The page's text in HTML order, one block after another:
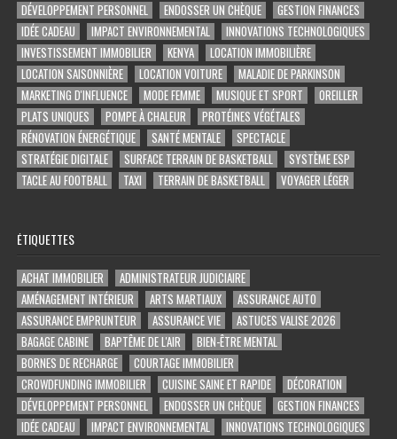
DÉVELOPPEMENT PERSONNEL
ENDOSSER UN CHÈQUE
GESTION FINANCES
IDÉE CADEAU
IMPACT ENVIRONNEMENTAL
INNOVATIONS TECHNOLOGIQUES
INVESTISSEMENT IMMOBILIER
KENYA
LOCATION IMMOBILIÈRE
LOCATION SAISONNIÈRE
LOCATION VOITURE
MALADIE DE PARKINSON
MARKETING D'INFLUENCE
MODE FEMME MUSIQUE ET SPORT
OREILLER
PLATS UNIQUES
POMPE À CHALEUR
PROTÉINES VÉGÉTALES
RÉNOVATION ÉNERGÉTIQUE
SANTÉ MENTALE
SPECTACLE
STRATÉGIE DIGITALE
SURFACE TERRAIN DE BASKETBALL
SYSTÈME ESP
TACLE AU FOOTBALL
TAXI TERRAIN DE BASKETBALL VOYAGER LÉGER
ÉTIQUETTES
ACHAT IMMOBILIER
ADMINISTRATEUR JUDICIAIRE
AMÉNAGEMENT INTÉRIEUR
ARTS MARTIAUX
ASSURANCE AUTO
ASSURANCE EMPRUNTEUR
ASSURANCE VIE
ASTUCES VALISE 2026
BAGAGE CABINE
BAPTÊME DE L'AIR
BIEN-ÊTRE MENTAL
BORNES DE RECHARGE
COURTAGE IMMOBILIER
CROWDFUNDING IMMOBILIER
CUISINE SAINE ET RAPIDE
DÉCORATION
DÉVELOPPEMENT PERSONNEL
ENDOSSER UN CHÈQUE
GESTION FINANCES
IDÉE CADEAU
IMPACT ENVIRONNEMENTAL
INNOVATIONS TECHNOLOGIQUES